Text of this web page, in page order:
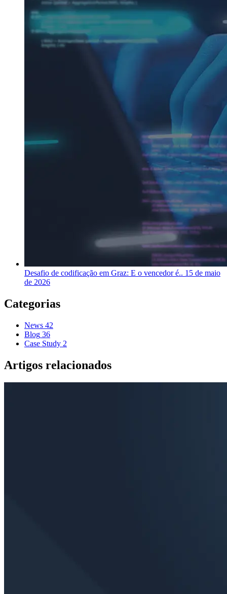
Desafio de codificação em Graz: E o vencedor é.. 15 de maio
de 2026
Categorias
News 42
Blog 36
Case Study 2
Artigos relacionados